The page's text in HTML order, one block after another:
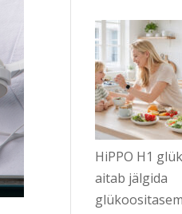
HiPPO H1
aitab jälgida